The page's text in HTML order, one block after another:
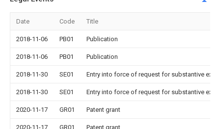
Date Code Title
2018-11-06 PB01 Publication
2018-11-06 PB01 Publication
2018-11-30 SE01 Entry into force of request for substantive
2018-11-30 SE01 Entry into force of request for substantive
2020-11-17 GR01 Patent grant
2020-11-17 GR01 Patent grant